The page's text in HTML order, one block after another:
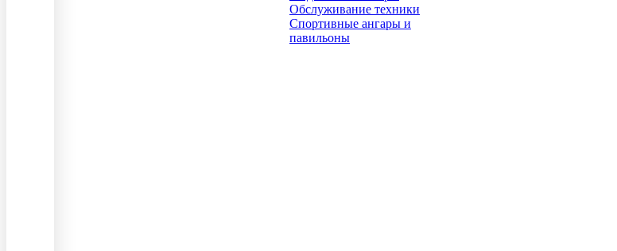
Обслуживание техники
Спортивные ангары и
павильоны